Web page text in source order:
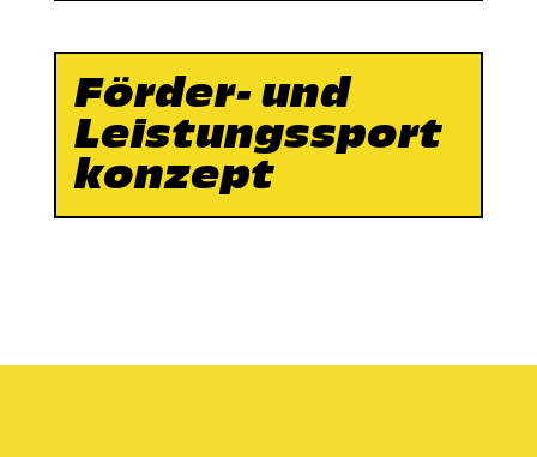
Förder- und
Leistungssport
konzept